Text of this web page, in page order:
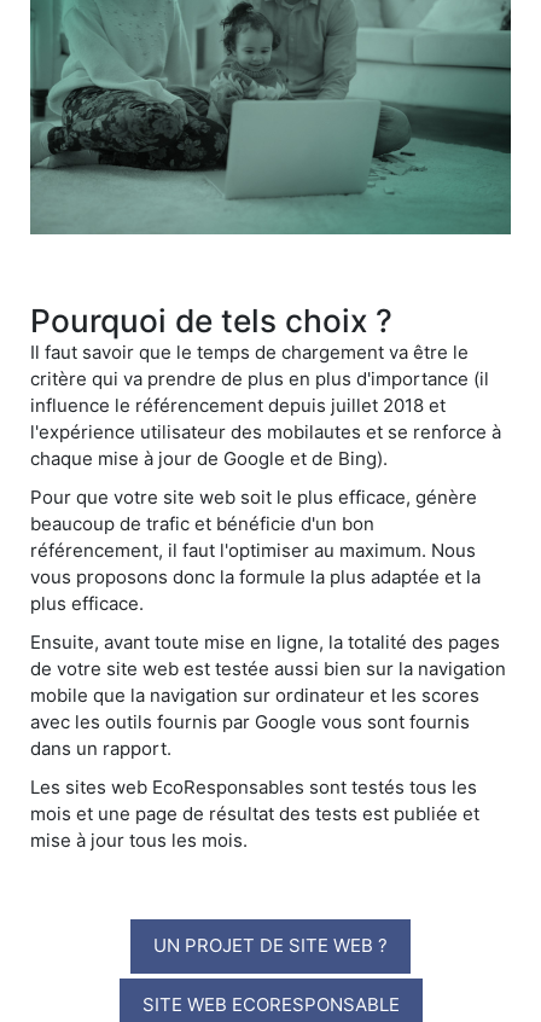
Pourquoi de tels choix ?
Il faut savoir que le temps de chargement va être le
critère qui va prendre de plus en plus d'importance (il
influence le référencement depuis juillet 2018 et
l'expérience utilisateur des mobilautes et se renforce à
chaque mise à jour de Google et de Bing).
Pour que votre site web soit le plus efficace, génère
beaucoup de trafic et bénéficie d'un bon
référencement, il faut l'optimiser au maximum. Nous
vous proposons donc la formule la plus adaptée et la
plus efficace.
Ensuite, avant toute mise en ligne, la totalité des pages
de votre site web est testée aussi bien sur la navigation
mobile que la navigation sur ordinateur et les scores
avec les outils fournis par Google vous sont fournis
dans un rapport.
Les sites web EcoResponsables sont testés tous les
mois et une page de résultat des tests est publiée et
mise à jour tous les mois.
UN PROJET DE SITE WEB ?
SITE WEB ECORESPONSABLE